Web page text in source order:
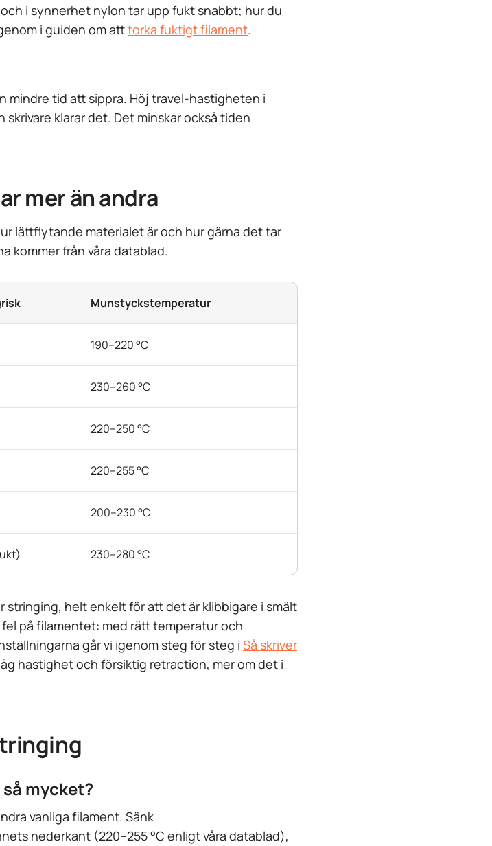
och i synnerhet nylon tar upp fukt snabbt; hur du
i guiden om atttorka fuktigt filament.
mindre tid att sippra. Höj travel-hastigheten i
skrivare klarar det. Det minskar också tiden
mer än andra
lättflytande materialet är och hur gärna det tar
kommer från våra datablad.
Munstyckstemperatur
190–220 °C
230–260 °C
220–250 °C
220–255 °C
200–230 °C
230–280 °C
stringing, helt enkelt för att det är klibbigare i smält
på filamentet: med rätt temperatur och
går vi igenom steg för steg i Så skriver
hastighet och försiktig retraction, mer om det i
mycket?
vanliga filament. Sänk
nederkant (220–255 °C enligt våra datablad),